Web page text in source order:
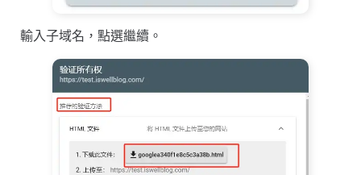
輸入子域名，點選繼續。